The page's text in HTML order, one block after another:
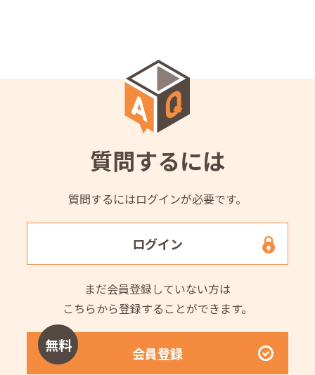
質問するには
質問するにはログインが必要です。
ログイン
まだ会員登録していない方は
こちらから登録することができます。
無料 会員登録